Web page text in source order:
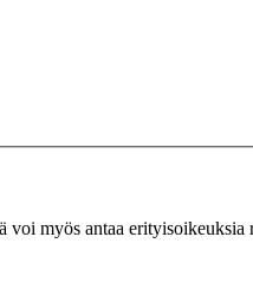
voi myös antaa erityisoikeuksia